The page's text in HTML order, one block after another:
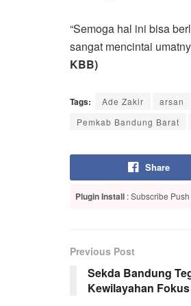
“Semoga hal ini bisa
sangat mencintai
KBB)
Tags: Ade Zakir arsan
Pemkab Bandung Barat
Share
Plugin Install : Subscribe
Previous Post
Sekda Bandung
Kewilayahan